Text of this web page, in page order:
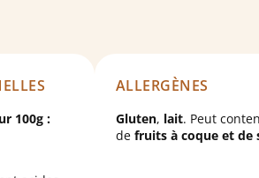
100g :
ALLERGÈNES
Gluten, lait. Peut
de fruits à coque et de